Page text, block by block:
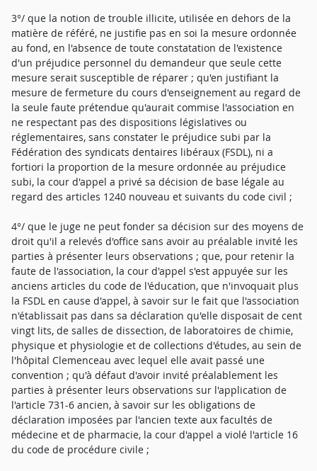
3°/ que la notion de trouble illicite, utilisée en dehors de la
matière de référé, ne justifie pas en soi la mesure ordonnée
au fond, en l'absence de toute constatation de l'existence
d'un préjudice personnel du demandeur que seule cette
mesure serait susceptible de réparer ; qu'en justifiant la
mesure de fermeture du cours d'enseignement au regard de
la seule faute prétendue qu'aurait commise l'association en
ne respectant pas des dispositions législatives ou
réglementaires, sans constater le préjudice subi par la
Fédération des syndicats dentaires libéraux (FSDL), ni a
fortiori la proportion de la mesure ordonnée au préjudice
subi, la cour d'appel a privé sa décision de base légale au
regard des articles 1240 nouveau et suivants du code civil ;
4°/ que le juge ne peut fonder sa décision sur des moyens de
droit qu'il a relevés d'office sans avoir au préalable invité les
parties à présenter leurs observations ; que, pour retenir la
faute de l'association, la cour d'appel s'est appuyée sur les
anciens articles du code de l'éducation, que n'invoquait plus
la FSDL en cause d'appel, à savoir sur le fait que l'association
n'établissait pas dans sa déclaration qu'elle disposait de cent
vingt lits, de salles de dissection, de laboratoires de chimie,
physique et physiologie et de collections d'études, au sein de
l'hôpital Clemenceau avec lequel elle avait passé une
convention ; qu'à défaut d'avoir invité préalablement les
parties à présenter leurs observations sur l'application de
l'article 731-6 ancien, à savoir sur les obligations de
déclaration imposées par l'ancien texte aux facultés de
médecine et de pharmacie, la cour d'appel a violé l'article 16
du code de procédure civile ;